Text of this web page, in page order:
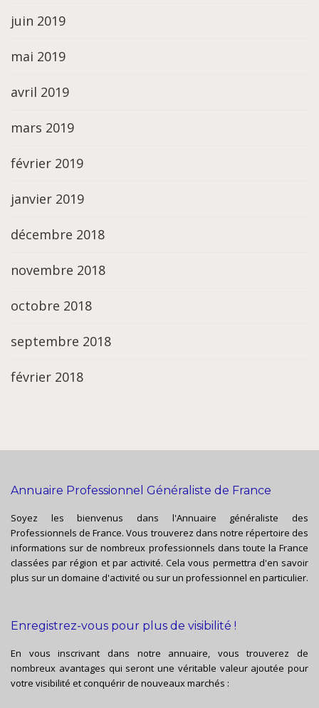
juin 2019
mai 2019
avril 2019
mars 2019
février 2019
janvier 2019
décembre 2018
novembre 2018
octobre 2018
septembre 2018
février 2018
Annuaire Professionnel Généraliste de France
Soyez les bienvenus dans l'Annuaire généraliste des
Professionnels de France. Vous trouverez dans notre répertoire des
informations sur de nombreux professionnels dans toute la France
classées par région et par activité. Cela vous permettra d'en savoir
plus sur un domaine d'activité ou sur un professionnel en particulier.
Enregistrez-vous pour plus de visibilité !
En vous inscrivant dans notre annuaire, vous trouverez de
nombreux avantages qui seront une véritable valeur ajoutée pour
votre visibilité et conquérir de nouveaux marchés :